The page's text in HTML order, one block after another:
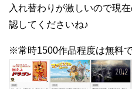
入れ替わりが激しいので現
認してくださいね♪
※常時1500作品程度は無料